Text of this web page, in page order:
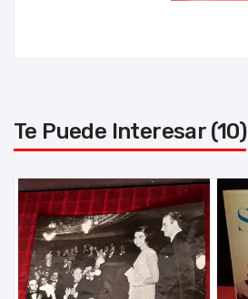
Te Puede Interesar (10)